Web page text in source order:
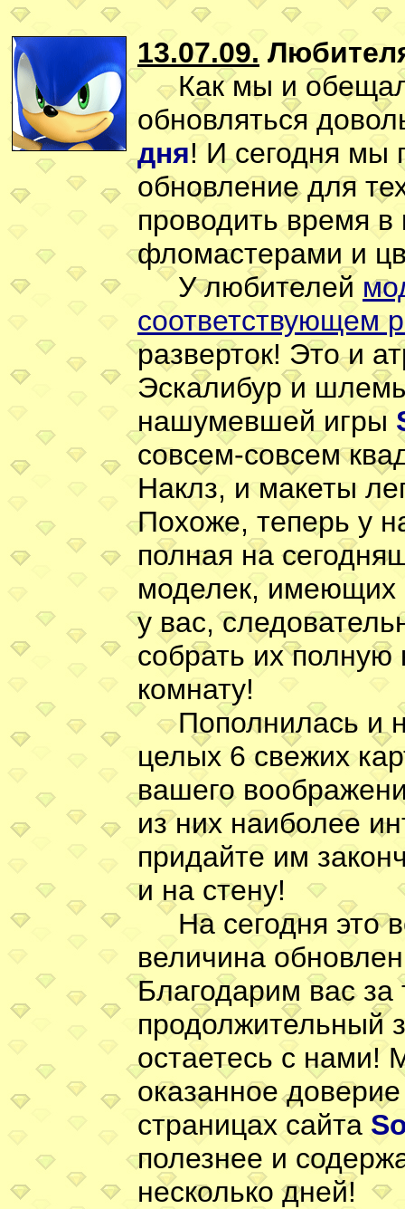
13.07.09.
Как мы и
обновляться
дня! И сегодня мы
обновление для
проводить время
фломастерами и
У любителей
соответствующем
разверток! Это и
Эскалибур и
нашумевшей игры
совсем-совсем
Наклз, и макеты
Похоже, теперь у
полная на
моделек, имеющих
у вас,
собрать их
комнату!
Пополнилась и
целых 6 свежих
вашего
из них наиболее
придайте им
и на стену!
На сегодня это
величина
Благодарим вас за
продолжительный
остаетесь с нами!
оказанное
страницах сайта
полезнее и
несколько дней!